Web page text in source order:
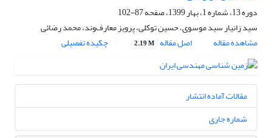
دوره 13، شماره 1، بهار 1399، صفحه
87-102
سید زانیار سید موسوی، حسین توکلی، پرویز معارف‌وند، محمد رضائی
مشاهده مقاله
اصل مقاله 2.19 M چکیده تفصیلی
مقالات آماده انتشار
شماره جاری